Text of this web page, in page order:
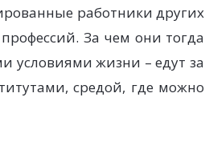
работники других
За чем они тогда
условиями жизни – едут за
средой, где можно